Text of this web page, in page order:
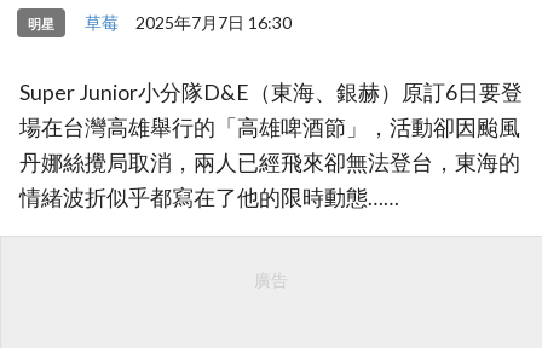
明星 草莓 2025年7月7日 16:30
Super Junior小分隊D&E（東海、銀赫）原訂6日要登
場在台灣高雄舉行的「高雄啤酒節」，活動卻因颱風
丹娜絲攪局取消，兩人已經飛來卻無法登台，東海的
情緒波折似乎都寫在了他的限時動態……
廣告